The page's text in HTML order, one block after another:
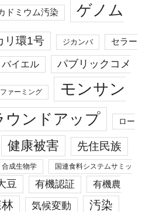
ドミウム汚染
ゲノム
リ環1号 ジカンバ セラー
バイエル パブリックコメ
ァーミング
モンサン
ウンドアップ ロー
健康被害 先住民族
合成生物学 国連食料システムサミッ
豆 有機認証 有機農
気候変動 汚染